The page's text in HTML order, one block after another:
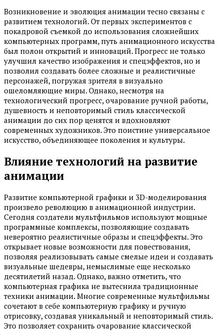
Возникновение и эволюция анимации тесно связаны с
развитием технологий. От первых экспериментов с
покадровой съемкой до использования сложнейших
компьютерных программ, путь анимационного искусства
был полон открытий и инноваций. Прогресс не только
улучшил качество изображения и спецэффектов, но и
позволил создавать более сложные и реалистичные
персонажей, погружая зрителя в визуально
ошеломляющие миры. Однако, несмотря на
технологический прогресс, очарование ручной работы,
душевность и неповторимый стиль классической
анимации до сих пор ценятся и вдохновляют
современных художников. Это поистине универсальное
искусство, объединяющее поколения и культуры.
Влияние технологий на развитие
анимации
Развитие компьютерной графики и 3D-моделирования
произвело революцию в анимационной индустрии.
Сегодня создатели мультфильмов используют мощные
программные комплексы, позволяющие создавать
невероятно реалистичные образы и спецэффекты. Это
открывает новые возможности для повествования,
позволяя реализовывать самые смелые идеи и создавать
визуальные шедевры, немыслимые еще несколько
десятилетий назад. Однако, важно отметить, что
компьютерная графика не вытеснила традиционные
техники анимации. Многие современные мультфильмы
сочетают в себе компьютерную графику и ручную
отрисовку, создавая уникальный и неповторимый стиль.
Это позволяет сохранить очарование классической